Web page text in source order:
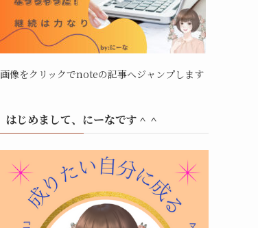
画像をクリックでnoteの記事へジャンプします
はじめまして、にーなです＾＾